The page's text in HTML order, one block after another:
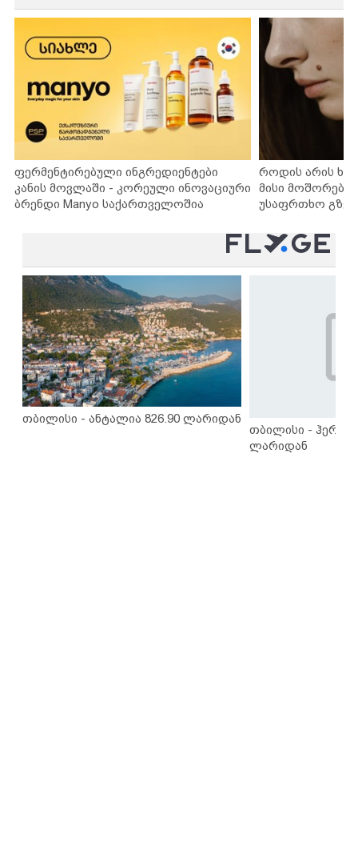
ფერმენტირებული ინგრედიენტები
კანის მოვლაში - კორეული ინოვაციური
ბრენდი Manyo საქართველოშია
როდის არის
მისი
უსაფრთხო
თბილისი - ანტალია 826.90 ლარიდან
თბილისი -
ლარიდან